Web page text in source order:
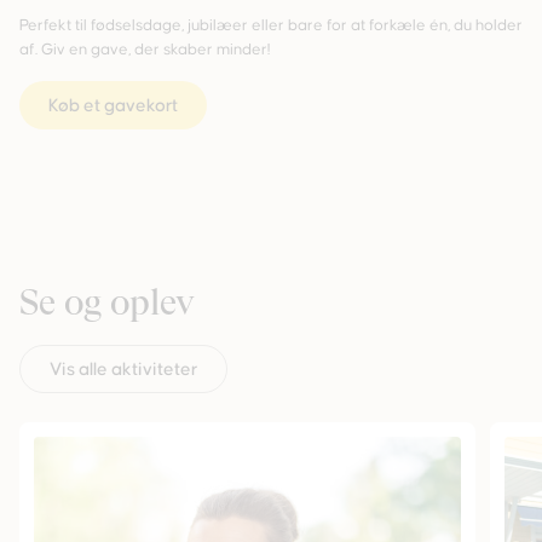
Perfekt til fødselsdage, jubilæer eller bare for at forkæle én, du holder
af. Giv en gave, der skaber minder!
Køb et gavekort
Se og oplev
Vis alle aktiviteter